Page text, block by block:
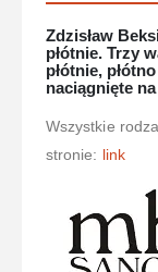
Zdzisław
płótnie. Trzy
płótnie,
naciągnięte
Wszystkie
stronie: link